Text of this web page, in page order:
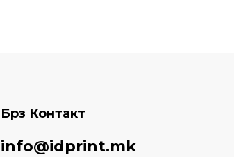
Брз Контакт
info@idprint.mk